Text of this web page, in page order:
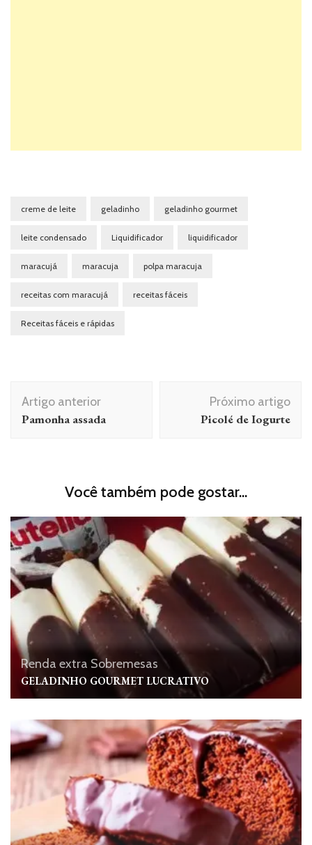
creme de leite geladinho geladinho gourmet
leite condensado Liquidificador liquidificador
maracujá maracuja polpa maracuja
receitas com maracujá receitas fáceis
Receitas fáceis e rápidas
Navegação
de
Artigo anterior
Pamonha assada
Próximo artigo
Picolé de Iogurte
Você também pode gostar...
Renda extra Sobremesas
GELADINHO GOURMET LUCRATIVO